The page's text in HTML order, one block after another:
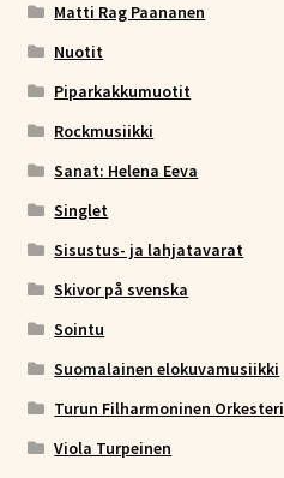
Matti Rag Paananen
Nuotit
Piparkakkumuotit
Rockmusiikki
Sanat: Helena Eeva
Singlet
Sisustus- ja lahjatavarat
Skivor på svenska
Sointu
Suomalainen elokuvamusiikki
Turun Filharmoninen Orkesteri
Viola Turpeinen